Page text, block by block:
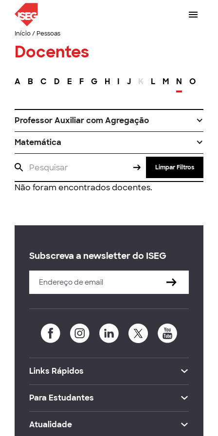
Início/ Pessoas
Docentes
A B C D E F G H I J K L M N O
Professor Auxiliar com Agregação
Matemática
Limpar Filtros
Não foram encontrados docentes.
Subscreva a newsletter do ISEG
Links Rápidos
Para Estudantes
Atualidade